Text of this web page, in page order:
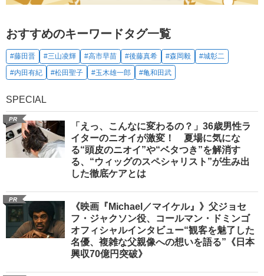
おすすめのキーワードタグ一覧
#藤田晋 #三山凌輝 #高市早苗 #後藤真希 #森岡毅
#城彰二
#内田有紀
#松田聖子 #玉木雄一郎 #亀和田武
SPECIAL
PR
「えっ、こんなに変わるの？」36歳男性ラ
イターのニオイが激変！ 夏場に気にな
る“頭皮のニオイ”や“ベタつき”を解消す
る、“ウィッグのスペシャリスト”が生み出
した徹底ケアとは
PR
《映画『Michael／マイケル』》父ジョセ
フ・ジャクソン役、コールマン・ドミンゴ
オフィシャルインタビュー“観客を魅了した
名優、複雑な父親像への想いを語る”《日本
興収70億円突破》